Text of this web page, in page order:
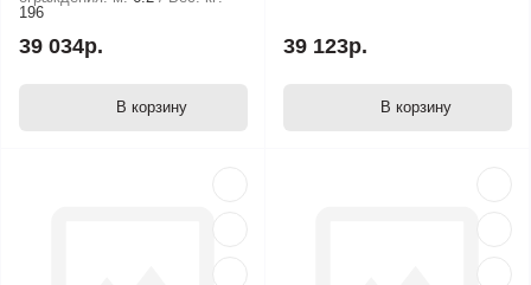
196
39 034р.
В корзину
39 123р.
В корзину